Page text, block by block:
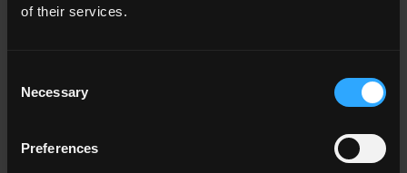
of their services.
Selection
Necessary
Preferences